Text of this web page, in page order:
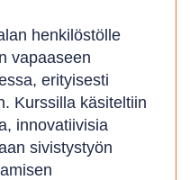
henkilöstölle
vapaaseen
erityisesti
Kurssilla käsiteltiin
innovatiivisia
sivistystyön